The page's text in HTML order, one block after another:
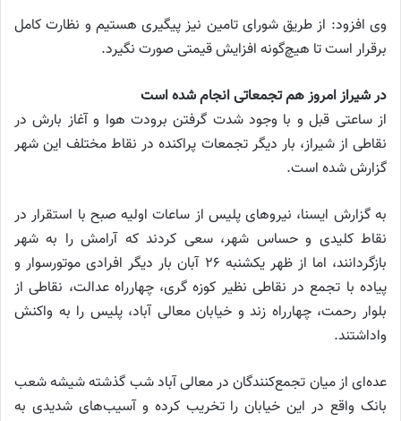
وی افزود: از طریق شورای تامین نیز پیگیری هستیم و نظارت کامل
برقرار است تا هیچ‌گونه افزایش قیمتی صورت نگیرد.
در شیراز امروز هم تجمعاتی انجام شده است
از ساعتی قبل و با وجود شدت گرفتن برودت هوا و آغاز بارش در
نقاطی از شیراز، بار دیگر تجمعات پراکنده در نقاط مختلف این شهر
گزارش شده است.
به گزارش ایسنا، نیرو‌های پلیس از ساعات اولیه صبح با استقرار در
نقاط کلیدی و حساس شهر، سعی کردند که آرامش را به شهر
بازگردانند، اما از ظهر یکشنبه ۲۶ آبان بار دیگر افرادی موتورسوار و
پیاده با تجمع در نقاطی نظیر کوزه گری، چهارراه عدالت، نقاطی از
بلوار رحمت، چهارراه زند و خیابان معالی آباد، پلیس را به واکنش
واداشتند.
عده‌ای از میان تجمع‌کنندگان در معالی آباد شب گذشته شیشه شعب
بانک واقع در این خیابان را تخریب کرده و آسیب‌های شدیدی به